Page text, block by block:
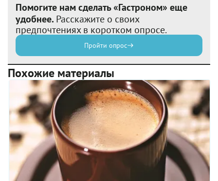
Помогите нам сделать «Гастроном» еще
удобнее. Расскажите о своих
предпочтениях в коротком опросе.
Пройти опрос
Похожие материалы